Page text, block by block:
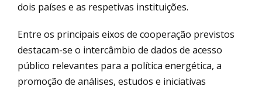
dois países e as respetivas instituições.
Entre os principais eixos de cooperação previstos
destacam-se o intercâmbio de dados de acesso
público relevantes para a política energética, a
promoção de análises, estudos e iniciativas